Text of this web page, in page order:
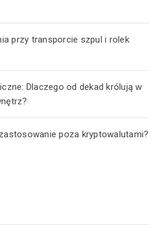
przy transporcie szpul i rolek
Dlaczego od dekad królują w
poza kryptowalutami?